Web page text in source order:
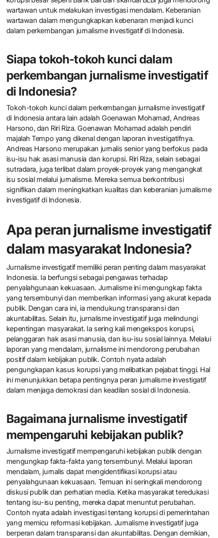
wartawan untuk melakukan investigasi mendalam. Keberanian
wartawan dalam mengungkapkan kebenaran menjadi kunci
dalam perkembangan jurnalisme investigatif di Indonesia.
Siapa tokoh-tokoh kunci dalam
perkembangan jurnalisme investigatif
di Indonesia?
Tokoh-tokoh kunci dalam perkembangan jurnalisme investigatif
di Indonesia antara lain adalah Goenawan Mohamad, Andreas
Harsono, dan Riri Riza. Goenawan Mohamad adalah pendiri
majalah Tempo yang dikenal dengan laporan investigatifnya.
Andreas Harsono merupakan jurnalis senior yang berfokus pada
isu-isu hak asasi manusia dan korupsi. Riri Riza, selain sebagai
sutradara, juga terlibat dalam proyek-proyek yang mengangkat
isu sosial melalui jurnalisme. Mereka semua berkontribusi
signifikan dalam meningkatkan kualitas dan keberanian jurnalisme
investigatif di Indonesia.
Apa peran jurnalisme investigatif
dalam masyarakat Indonesia?
Jurnalisme investigatif memiliki peran penting dalam masyarakat
Indonesia. Ia berfungsi sebagai pengawas terhadap
penyalahgunaan kekuasaan. Jurnalisme ini mengungkap fakta
yang tersembunyi dan memberikan informasi yang akurat kepada
publik. Dengan cara ini, ia mendukung transparansi dan
akuntabilitas. Selain itu, jurnalisme investigatif juga melindungi
kepentingan masyarakat. Ia sering kali mengekspos korupsi,
pelanggaran hak asasi manusia, dan isu-isu sosial lainnya. Melalui
laporan yang mendalam, jurnalisme ini mendorong perubahan
positif dalam kebijakan publik. Contoh nyata adalah
pengungkapan kasus korupsi yang melibatkan pejabat tinggi. Hal
ini menunjukkan betapa pentingnya peran jurnalisme investigatif
dalam menjaga demokrasi dan keadilan sosial di Indonesia.
Bagaimana jurnalisme investigatif
mempengaruhi kebijakan publik?
Jurnalisme investigatif mempengaruhi kebijakan publik dengan
mengungkap fakta-fakta yang tersembunyi. Melalui laporan
mendalam, jurnalis dapat mengidentifikasi korupsi atau
penyalahgunaan kekuasaan. Temuan ini seringkali mendorong
diskusi publik dan perhatian media. Ketika masyarakat teredukasi
tentang isu-isu penting, mereka dapat menuntut perubahan.
Contoh nyata adalah investigasi tentang korupsi di pemerintahan
yang memicu reformasi kebijakan. Jurnalisme investigatif juga
berperan dalam transparansi dan akuntabilitas. Dengan demikian,